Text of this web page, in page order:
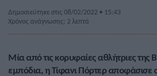
Δημοσιεύτηκε στις 08/02/2022 • 15:43
Χρόνος ανάγνωσης: 2 λεπτά
Μία από τις κορυφαίες αθλήτριες της
εμπόδια, η Τίφανι Πόρτερ αποφάσισε